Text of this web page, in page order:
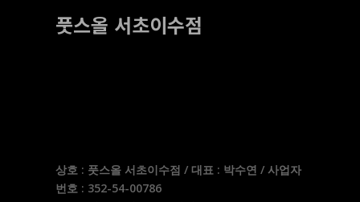
풋스올 서초이수점
상호 : 풋스올 서초이수점 / 대표 : 박수연 / 사업자
번호 : 352-54-00786